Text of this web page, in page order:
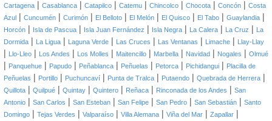
Cartagena | Casablanca | Catapilco | Catemu | Chincolco | Chocota | Concón | Costa
Azul | Cuncumén | Curimón | El Belloto | El Melón | El Quisco | El Tabo | Guaylandia |
Horcón | Isla de Pascua | Isla Juan Fernández | Isla Negra | La Calera | La Cruz |
La
Dormida | La Ligua | Laguna Verde | Las Cruces | Las Ventanas | Limache | Llay-Llay
| Llo-Lleo | Los Andes | Los Molles | Maitencillo | Marbella | Navidad | Nogales | Olmué
| Panquehue | Papudo | Peñablanca | Peñuelas | Petorca | Pichidangui | Placilla de
Peñuelas | Portillo | Puchuncaví | Punta de Tralca | Putaendo | Quebrada de Herrera |
Quillota | Quilpué | Quintay | Quintero | Reñaca | Rinconada de los Andes | San
Antonio | San Carlos | San Esteban | San Felipe | San Pedro | San Sebastián | Santo
Domingo | Tejas Verdes | Valparaíso | Villa Alemana | Viña del Mar | Zapallar |